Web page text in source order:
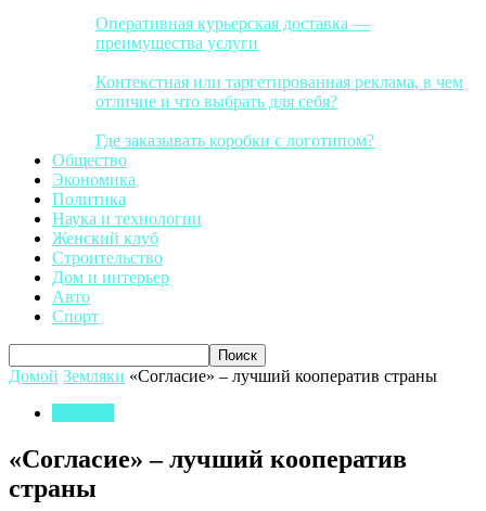
Оперативная курьерская доставка —
преимущества услуги
Контекстная или таргетированная реклама, в чем
отличие и что выбрать для себя?
Где заказывать коробки с логотипом?
Общество
Экономика
Политика
Наука и технологии
Женский клуб
Строительство
Дом и интерьер
Авто
Спорт
Домой Земляки «Согласие» – лучший кооператив страны
«Согласие» – лучший кооператив
страны